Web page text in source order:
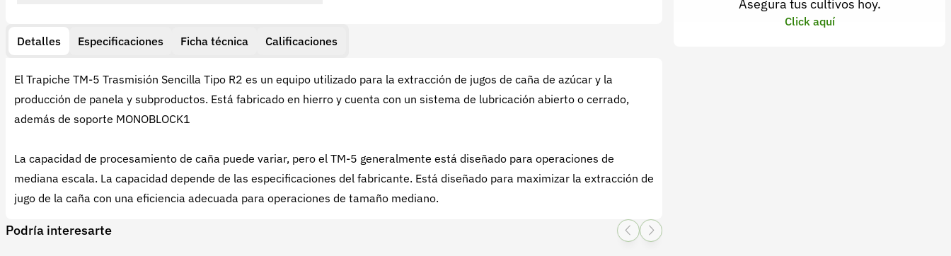
Detalles Especificaciones Ficha técnica Calificaciones
El Trapiche TM-5 Trasmisión Sencilla Tipo R2 es un equipo utilizado para la extracción de jugos de caña de azúcar y la
producción de panela y subproductos. Está fabricado en hierro y cuenta con un sistema de lubricación abierto o cerrado,
además de soporte MONOBLOCK1
La capacidad de procesamiento de caña puede variar, pero el TM-5 generalmente está diseñado para operaciones de
mediana escala. La capacidad depende de las especificaciones del fabricante. Está diseñado para maximizar la extracción de
jugo de la caña con una eficiencia adecuada para operaciones de tamaño mediano.
Podría interesarte
Asegura tus cultivos hoy.
Click aquí